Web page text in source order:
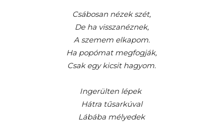
Csábosan nézek szét,
De ha visszanéznek,
A szemem elkapom.
Ha popómat megfogják,
Csak egy kicsit hagyom.
Ingerülten lépek
Hátra tűsarkúval
Lábába mélyedek